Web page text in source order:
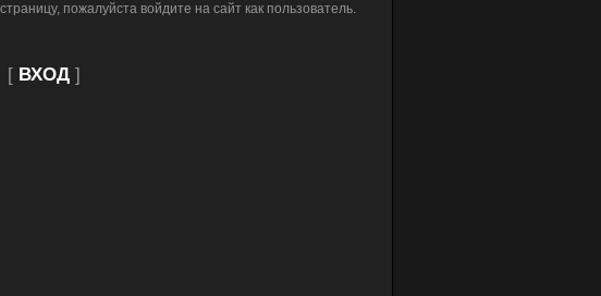
пожалуйста войдите на сайт как пользователь.
[ ВХОД]